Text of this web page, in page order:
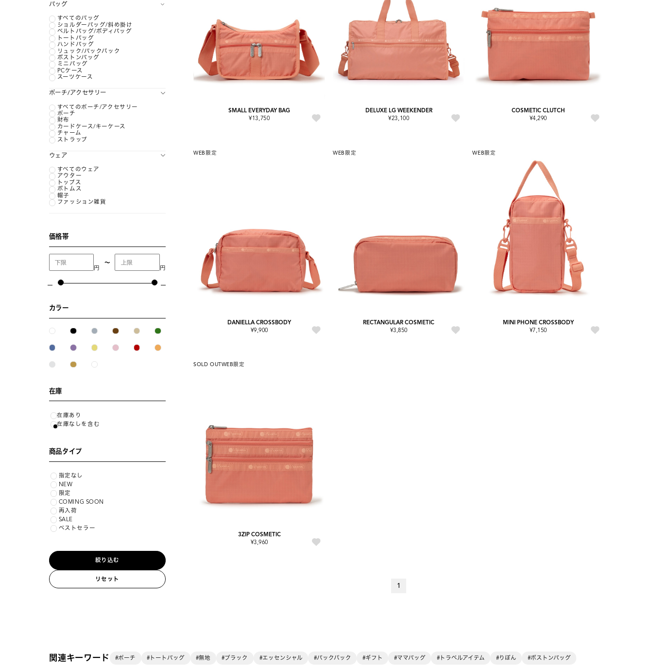
バッグ
すべてのバッグ
ショルダーバッグ/斜め掛け
ベルトバッグ/ボディバッグ
トートバッグ
ハンドバッグ
リュック/バックパック
ボストンバッグ
ミニバッグ
PCケース
スーツケース
ポーチ/アクセサリー
すべてのポーチ/アクセサリー
ポーチ
財布
カードケース/キーケース
チャーム
ストラップ
ウェア
すべてのウェア
アウター
トップス
ボトムス
帽子
ファッション雑貨
価格帯
円
〜
円
カラー
在庫
在庫あり
在庫なしを含む
商品タイプ
指定なし
NEW
限定
COMING SOON
再入荷
SALE
ベストセラー
絞り込む
リセット
SMALL EVERYDAY BAG
¥13,750
DELUXE LG WEEKENDER
¥23,100
COSMETIC CLUTCH
¥4,290
WEB限定
DANIELLA CROSSBODY
¥9,900
WEB限定
RECTANGULAR COSMETIC
¥3,850
WEB限定
MINI PHONE CROSSBODY
¥7,150
SOLD OUTWEB限定
3ZIP COSMETIC
¥3,960
1
関連キーワード #ポーチ #トートバッグ #無地 #ブラック #エッセンシャル #バックパック #ギフト #ママバッグ #トラベルアイテム #りぼん #ボストンバッグ